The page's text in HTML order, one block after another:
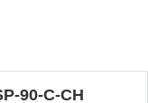
90-C-CH